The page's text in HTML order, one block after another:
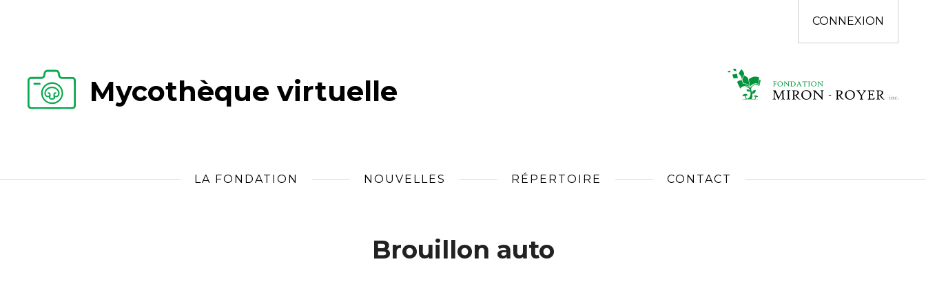
CONNEXION
Mycothèque virtuelle
LA FONDATION NOUVELLES RÉPERTOIRE CONTACT
Brouillon auto